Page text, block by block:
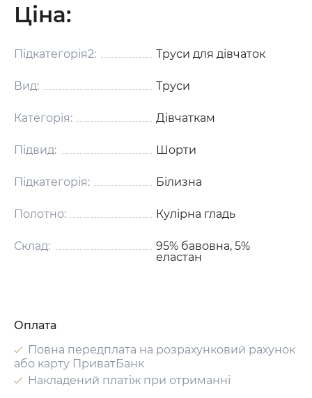
Ціна:
Підкатегорія2: Труси для дівчаток
Вид: Труси
Категорія: Дівчаткам
Підвид: Шорти
Підкатегорія: Білизна
Полотно: Кулірна гладь
Склад:
95% бавовна, 5%
еластан
Оплата
Повна передплата на розрахунковий рахунок
або карту ПриватБанк
Накладений платіж при отриманні